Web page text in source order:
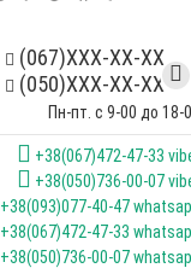
(067)XXX-XX-XX
(050)XXX-XX-XX
Пн-пт. с 9-00 до 18-
+38(067)472-47-33
+38(050)736-00-07
+38(093)077-40-47
+38(067)472-47-33
+38(050)736-00-07